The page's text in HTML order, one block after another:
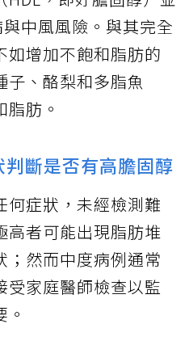
中風風險。與其完全
如增加不飽和脂肪的
子、酪梨和多脂魚
肪。
斷是否有高膽固醇
何症狀，未經檢測難
高者可能出現脂肪堆
；然而中度病例通常
受家庭醫師檢查以監